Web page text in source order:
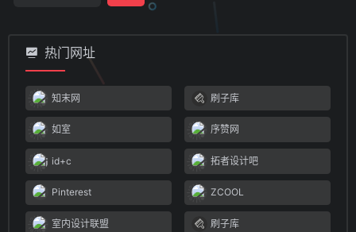
热门网址
知末网 刷子库
如室 序赞网
id+c 拓者设计吧
Pinterest ZCOOL
室内设计联盟 刷子库